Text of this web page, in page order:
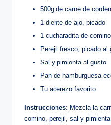
500g de carne de
1 diente de ajo, picado
1 cucharadita de
Perejil fresco, picado al
Sal y pimienta al gusto
Pan de hamburguesa
Tu aderezo favorito
Instrucciones: Mezcla la
comino, perejil, sal y